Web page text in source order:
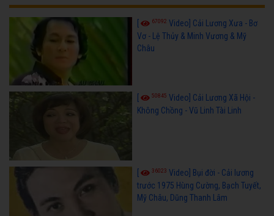
[ 67092 Video] Cải Lương Xưa - Bơ
Vơ - Lệ Thủy & Minh Vương & Mỹ
Châu
50845 Video] Cải Lương Xã Hội -
Không Chồng - Vũ Linh Tài Linh
36023 Video] Bụi đời - Cải lương
trước 1975 Hùng Cường, Bạch Tuyết,
Mỹ Châu, Dũng Thanh Lâm